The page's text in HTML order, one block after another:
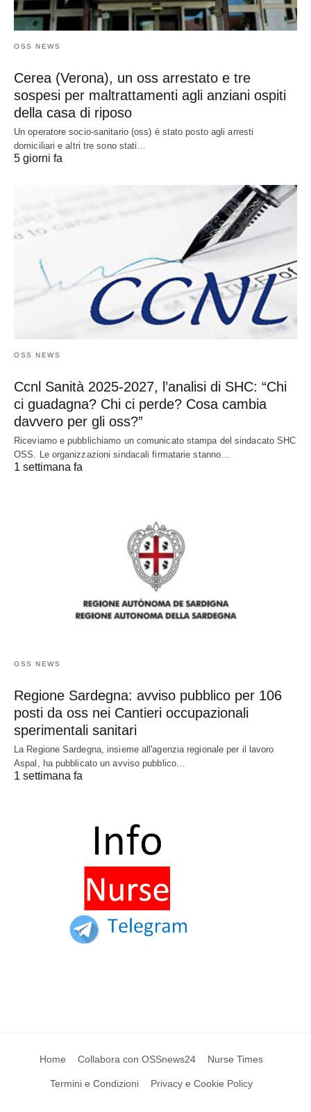
OSS NEWS
Cerea (Verona), un oss arrestato e tre
sospesi per maltrattamenti agli anziani ospiti
della casa di riposo
Un operatore socio-sanitario (oss) è stato posto agli arresti
domiciliari e altri tre sono stati…
5 giorni fa
OSS NEWS
Ccnl Sanità 2025-2027, l’analisi di SHC: “Chi
ci guadagna? Chi ci perde? Cosa cambia
davvero per gli oss?”
Riceviamo e pubblichiamo un comunicato stampa del sindacato SHC
OSS. Le organizzazioni sindacali firmatarie stanno…
1 settimana fa
OSS NEWS
Regione Sardegna: avviso pubblico per 106
posti da oss nei Cantieri occupazionali
sperimentali sanitari
La Regione Sardegna, insieme all'agenzia regionale per il lavoro
Aspal, ha pubblicato un avviso pubblico…
1 settimana fa
Home Collabora con OSSnews24 Nurse Times
Termini e Condizioni Privacy e Cookie Policy